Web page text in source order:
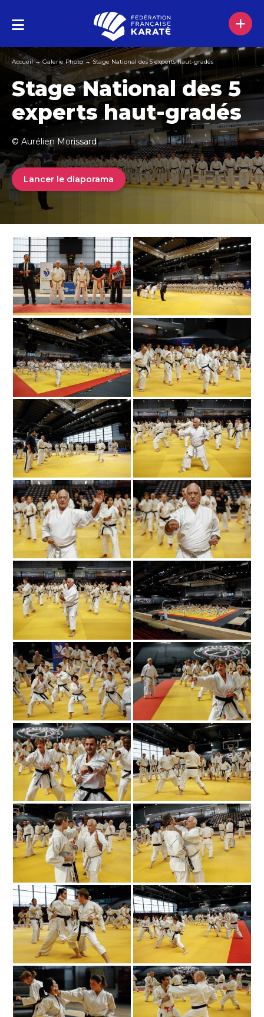
Accueil→Galerie Photo→Stage National des 5 experts haut-gradés
Stage National des 5
experts haut-gradés
© Aurélien Morissard
Lancer le diaporama